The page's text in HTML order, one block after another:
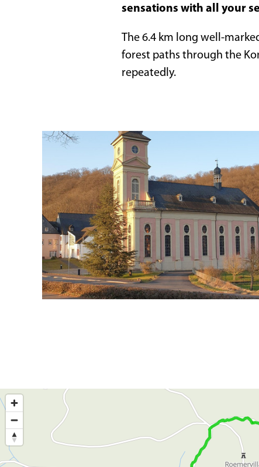
sensations with all your
The 6.4 km long well-
forest paths through the
repeatedly.